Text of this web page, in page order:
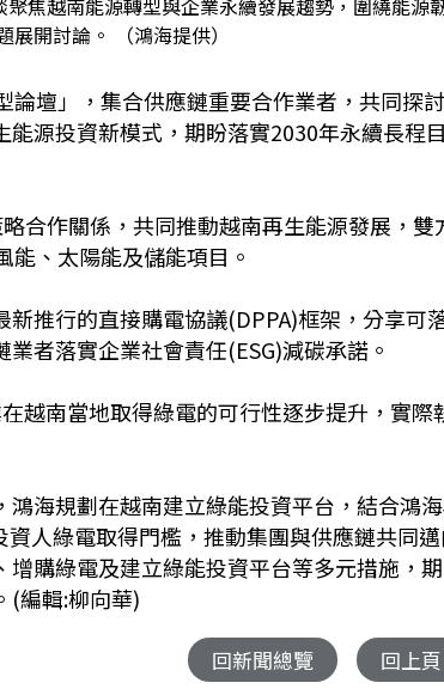
焦越南能源轉型與企業永續發展趨勢，圍繞能源
開討論。 （鴻海提供）
壇」，集合供應鏈重要合作業者，共同探
源投資新模式，期盼落實2030年永續長程
合作關係，共同推動越南再生能源發展，雙
、太陽能及儲能項目。
推行的直接購電協議(DPPA)框架，分享可
者落實企業社會責任(ESG)減碳承諾。
越南當地取得綠電的可行性逐步提升，實際
海規劃在越南建立綠能投資平台，結合鴻
人綠電取得門檻，推動集團與供應鏈共同
購綠電及建立綠能投資平台等多元措施，
(編輯:柳向華)
回新聞總覽 回上頁